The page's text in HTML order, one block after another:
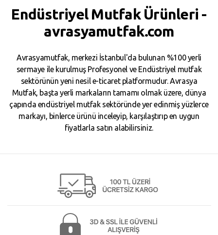
Endüstriyel Mutfak Ürünleri -
avrasyamutfak.com
Avrasyamutfak, merkezi İstanbul'da bulunan %100 yerli
sermaye ile kurulmuş Profesyonel ve Endüstriyel mutfak
sektörünün yeni nesil e-ticaret platformudur. Avrasya
Mutfak, başta yerli markaların tamamı olmak üzere, dünya
çapında endüstriyel mutfak sektöründe yer edinmiş yüzlerce
markayı, binlerce ürünü inceleyip, karşılaştırıp en uygun
fiyatlarla satın alabilirsiniz.